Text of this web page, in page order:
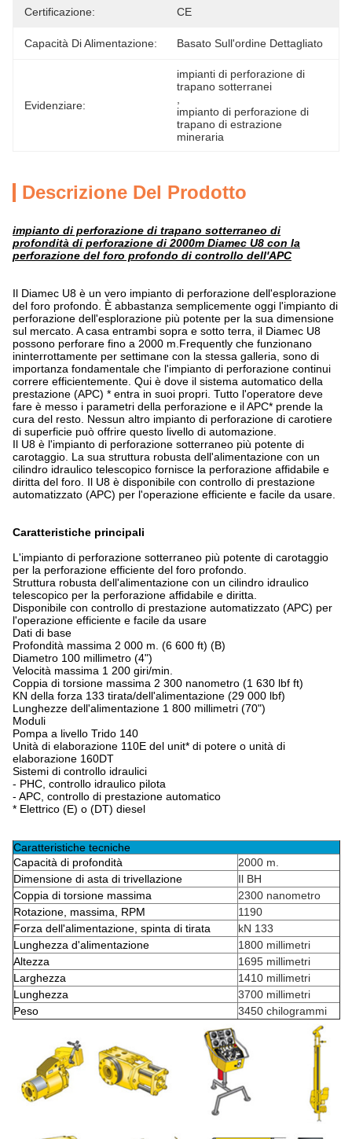
Certificazione: CE
Capacità Di Alimentazione: Basato Sull'ordine Dettagliato
Evidenziare:
impianti di perforazione di
trapano sotterranei
impianto di perforazione di
trapano di estrazione
mineraria
Descrizione Del Prodotto
impianto di perforazione di trapano sotterraneo di
profondità di perforazione di 2000m Diamec U8 con la
perforazione del foro profondo di controllo dell'APC
Il Diamec U8 è un vero impianto di perforazione dell'esplorazione
del foro profondo. È abbastanza semplicemente oggi l'impianto di
perforazione dell'esplorazione più potente per la sua dimensione
sul mercato. A casa entrambi sopra e sotto terra, il Diamec U8
possono perforare fino a 2000 m.Frequently che funzionano
ininterrottamente per settimane con la stessa galleria, sono di
importanza fondamentale che l'impianto di perforazione continui
correre efficientemente. Qui è dove il sistema automatico della
prestazione (APC) * entra in suoi propri. Tutto l'operatore deve
fare è messo i parametri della perforazione e il APC* prende la
cura del resto. Nessun altro impianto di perforazione di carotiere
di superficie può offrire questo livello di automazione.
Il U8 è l'impianto di perforazione sotterraneo più potente di
carotaggio. La sua struttura robusta dell'alimentazione con un
cilindro idraulico telescopico fornisce la perforazione affidabile e
diritta del foro. Il U8 è disponibile con controllo di prestazione
automatizzato (APC) per l'operazione efficiente e facile da usare.
Caratteristiche principali
L'impianto di perforazione sotterraneo più potente di carotaggio
per la perforazione efficiente del foro profondo.
Struttura robusta dell'alimentazione con un cilindro idraulico
telescopico per la perforazione affidabile e diritta.
Disponibile con controllo di prestazione automatizzato (APC) per
l'operazione efficiente e facile da usare
Dati di base
Profondità massima 2 000 m. (6 600 ft) (B)
Diametro 100 millimetro (4")
Velocità massima 1 200 giri/min.
Coppia di torsione massima 2 300 nanometro (1 630 lbf ft)
KN della forza 133 tirata/dell'alimentazione (29 000 lbf)
Lunghezze dell'alimentazione 1 800 millimetri (70")
Moduli
Pompa a livello Trido 140
Unità di elaborazione 110E del unit* di potere o unità di
elaborazione 160DT
Sistemi di controllo idraulici
- PHC, controllo idraulico pilota
- APC, controllo di prestazione automatico
* Elettrico (E) o (DT) diesel
Caratteristiche tecniche
Capacità di profondità
2000 m.
Dimensione di asta di trivellazione
Il BH
Coppia di torsione massima
2300 nanometro
Rotazione, massima, RPM
1190
Forza dell'alimentazione, spinta di tirata
kN 133
Lunghezza d'alimentazione
1800 millimetri
Altezza
1695 millimetri
Larghezza
1410 millimetri
Lunghezza
3700 millimetri
Peso
3450 chilogrammi